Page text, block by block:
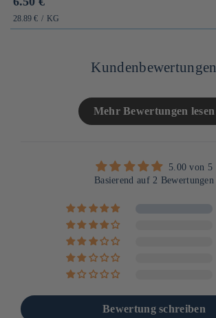
habituel
PRIX
UNITAIRE
28.89 € / PAR
KG
Kundenbewertungen
Mehr Bewertungen lesen
5.00 von 5
Basierend auf 2 Bewertungen
Bewertung schreiben